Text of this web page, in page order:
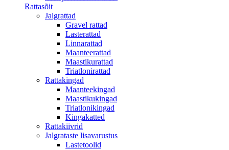
Rattasõit
Jalgrattad
Gravel rattad
Lasterattad
Linnarattad
Maanteerattad
Maastikurattad
Triatlonirattad
Rattakingad
Maanteekingad
Maastikukingad
Triatlonikingad
Kingakatted
Rattakiivrid
Jalgrataste lisavarustus
Lastetoolid